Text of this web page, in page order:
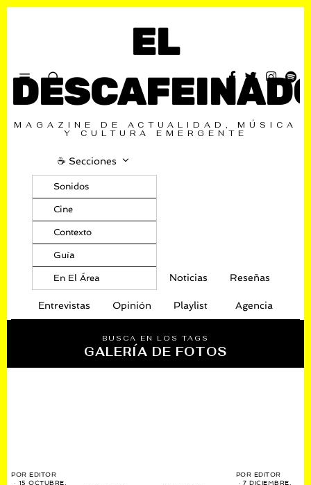
EL
MAGAZINE DE ACTUALIDAD, MÚSICA
Y CULTURA EMERGENTE
☕️ Secciones
Sonidos
Cine
Contexto
Guía
En El Área Noticias Reseñas
Entrevistas Opinión Playlist Agencia
BUSCA EN LOS TAGS
GALERÍA DE FOTOS
POREDITOR
15 OCTUBRE,
POR EDITOR
7 DICIEMBRE,